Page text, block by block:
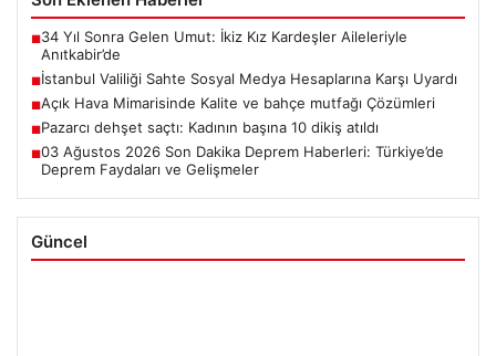
■34 Yıl Sonra Gelen Umut: İkiz Kız Kardeşler Aileleriyle
Anıtkabir’de
■İstanbul Valiliği Sahte Sosyal Medya Hesaplarına Karşı Uyardı
■Açık Hava Mimarisinde Kalite ve bahçe mutfağı Çözümleri
■Pazarcı dehşet saçtı: Kadının başına 10 dikiş atıldı
■03 Ağustos 2026 Son Dakika Deprem Haberleri: Türkiye’de
Deprem Faydaları ve Gelişmeler
Güncel